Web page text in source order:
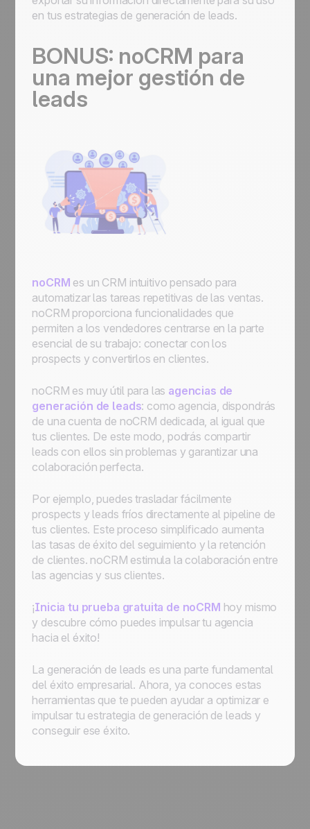
en tus estrategias de generación de leads.
BONUS: noCRM para
una mejor gestión de
leads
noCRM es un CRM intuitivo pensado para
automatizar las tareas repetitivas de las ventas.
noCRM proporciona funcionalidades que
permiten a los vendedores centrarse en la parte
esencial de su trabajo: conectar con los
prospects y convertirlos en clientes.
noCRM es muy útil para las agencias de
generación de leads: como agencia, dispondrás
de una cuenta de noCRM dedicada, al igual que
tus clientes. De este modo, podrás compartir
leads con ellos sin problemas y garantizar una
colaboración perfecta.
Por ejemplo, puedes trasladar fácilmente
prospects y leads fríos directamente al pipeline de
tus clientes. Este proceso simplificado aumenta
las tasas de éxito del seguimiento y la retención
de clientes. noCRM estimula la colaboración entre
las agencias y sus clientes.
¡Inicia tu prueba gratuita de noCRM hoy mismo
y descubre cómo puedes impulsar tu agencia
hacia el éxito!
La generación de leads es una parte fundamental
del éxito empresarial. Ahora, ya conoces estas
herramientas que te pueden ayudar a optimizar e
impulsar tu estrategia de generación de leads y
conseguir ese éxito.